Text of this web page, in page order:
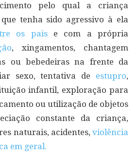
pelo qual a criança
tenha sido agressivo à ela
os paise com a própria
, xingamentos, chantagem
ou bebedeiras na frente da
sexo, tentativa de estupro,
infantil, exploração para
ou utilização de objetos
constante da criança,
naturais, acidentes, violência
em geral.